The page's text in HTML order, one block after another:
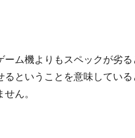
ム機よりもスペックが劣
ということを意味してい
ん。